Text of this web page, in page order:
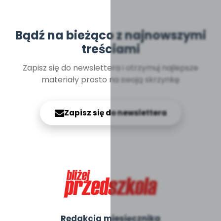
Bądź na bieżąco z najnowszymi
treściami
Zapisz się do newslettera i otrzymuj najlepsze
materiały prosto na swoją skrzynkę
Zapisz się do newslettera
Redakcja miesięcznika